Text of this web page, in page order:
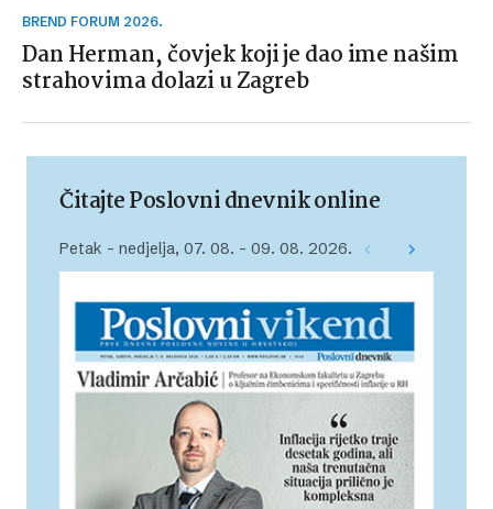
BREND FORUM 2026.
Dan Herman, čovjek koji je dao ime našim
strahovima dolazi u Zagreb
Čitajte Poslovni dnevnik online
Petak – nedjelja, 07. 08. – 09. 08. 2026.